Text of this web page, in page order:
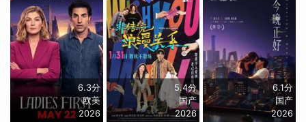
6.3分
欧美
2026
5.4分
国产
2026
6.1分
国产
2026